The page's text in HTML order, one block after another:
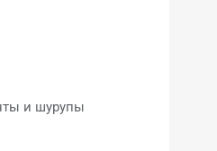
и шурупы